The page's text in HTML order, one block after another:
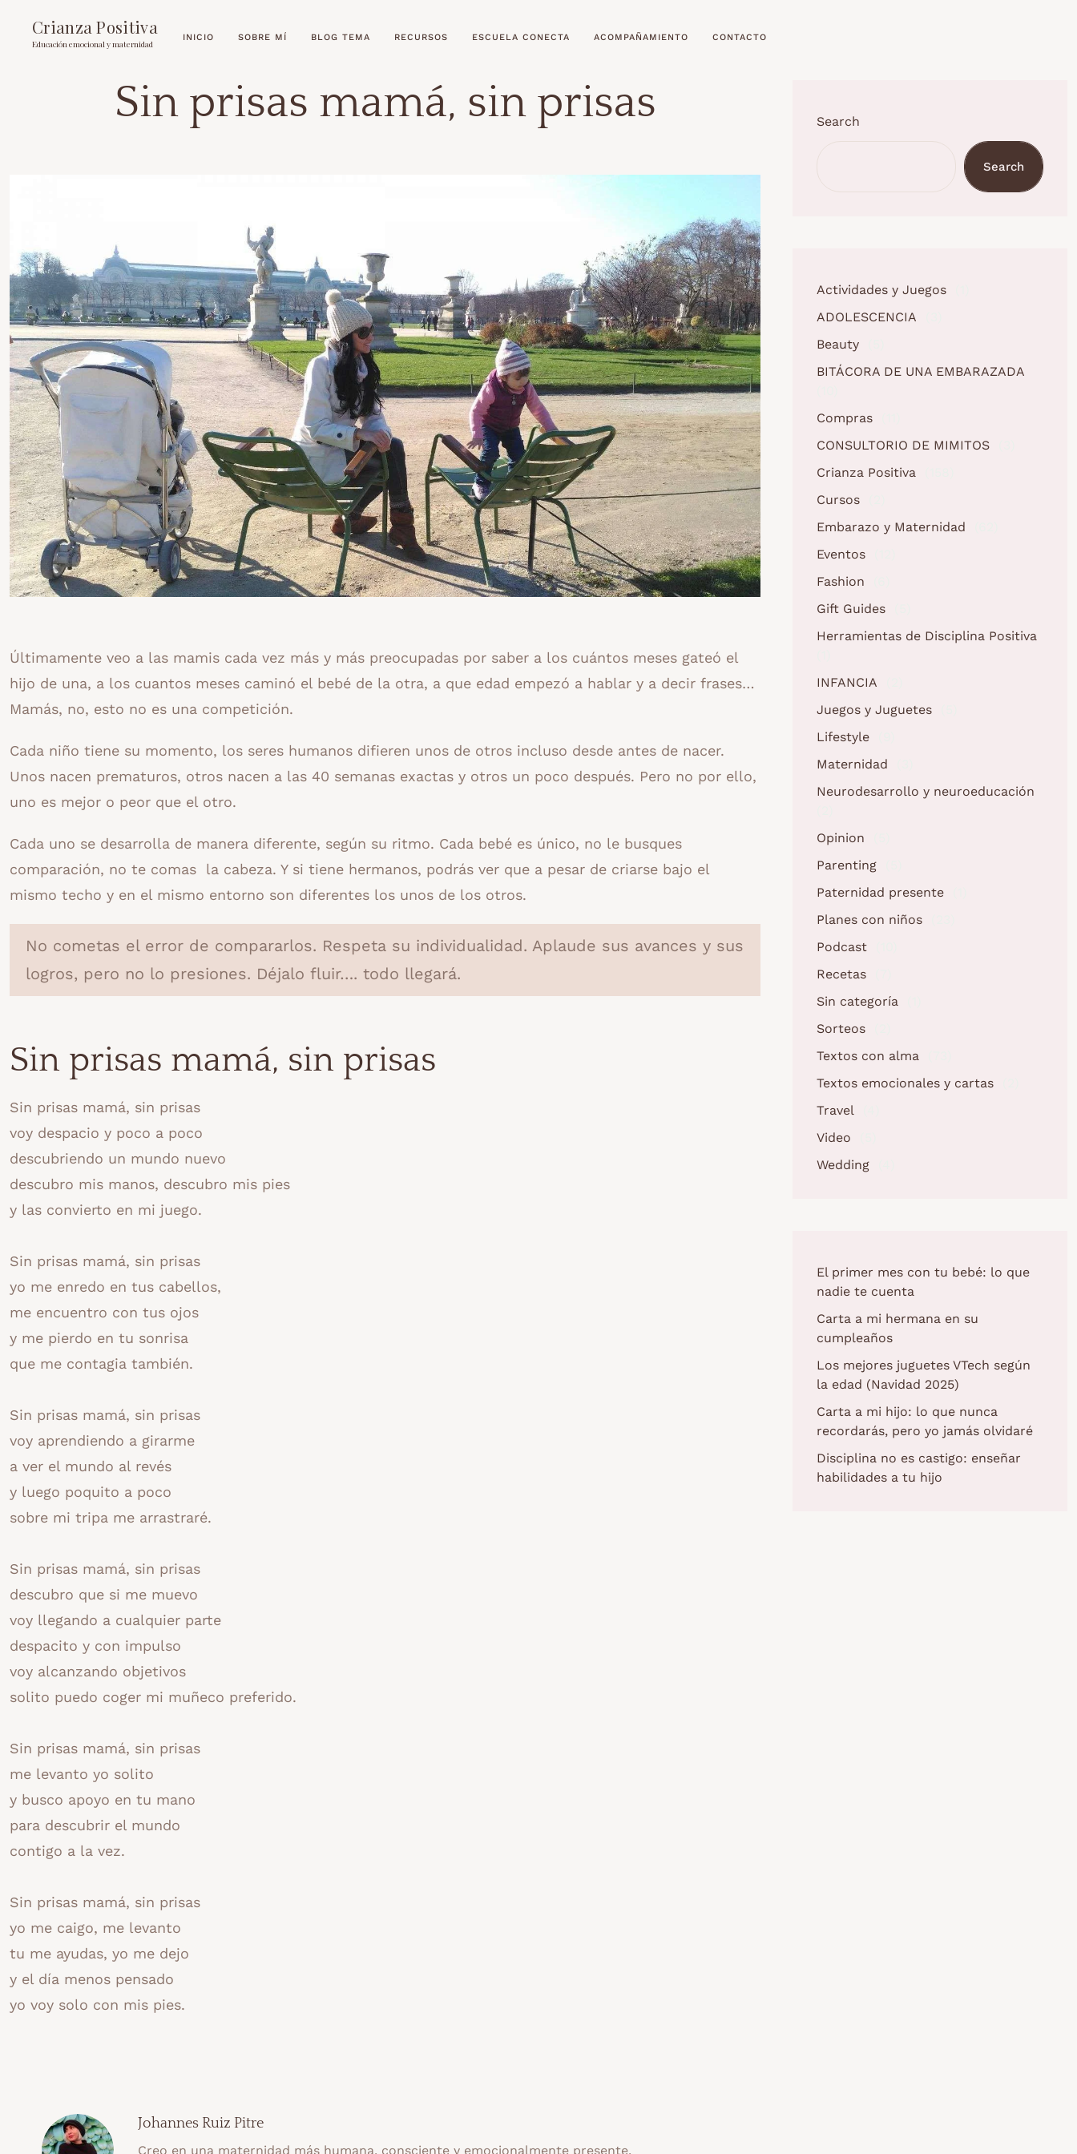
Crianza Positiva
Educación emocional y maternidad
INICIO SOBRE MÍ BLOG TEMA RECURSOS ESCUELA CONECTA ACOMPAÑAMIENTO CONTACTO
Sin prisas mamá, sin prisas
Últimamente veo a las mamis cada vez más y más preocupadas por saber a los cuántos meses gateó el
hijo de una, a los cuantos meses caminó el bebé de la otra, a que edad empezó a hablar y a decir frases…
Mamás, no, esto no es una competición.
Cada niño tiene su momento, los seres humanos difieren unos de otros incluso desde antes de nacer.
Unos nacen prematuros, otros nacen a las 40 semanas exactas y otros un poco después. Pero no por ello,
uno es mejor o peor que el otro.
Cada uno se desarrolla de manera diferente, según su ritmo. Cada bebé es único, no le busques
comparación, no te comas la cabeza. Y si tiene hermanos, podrás ver que a pesar de criarse bajo el
mismo techo y en el mismo entorno son diferentes los unos de los otros.
No cometas el error de compararlos. Respeta su individualidad. Aplaude sus avances y sus
logros, pero no lo presiones. Déjalo fluir…. todo llegará.
Sin prisas mamá, sin prisas
Sin prisas mamá, sin prisas
voy despacio y poco a poco
descubriendo un mundo nuevo
descubro mis manos, descubro mis pies
y las convierto en mi juego.
Sin prisas mamá, sin prisas
yo me enredo en tus cabellos,
me encuentro con tus ojos
y me pierdo en tu sonrisa
que me contagia también.
Sin prisas mamá, sin prisas
voy aprendiendo a girarme
a ver el mundo al revés
y luego poquito a poco
sobre mi tripa me arrastraré.
Sin prisas mamá, sin prisas
descubro que si me muevo
voy llegando a cualquier parte
despacito y con impulso
voy alcanzando objetivos
solito puedo coger mi muñeco preferido.
Sin prisas mamá, sin prisas
me levanto yo solito
y busco apoyo en tu mano
para descubrir el mundo
contigo a la vez.
Sin prisas mamá, sin prisas
yo me caigo, me levanto
tu me ayudas, yo me dejo
y el día menos pensado
yo voy solo con mis pies.
Johannes Ruiz Pitre
Creo en una maternidad más humana, consciente y emocionalmente presente.
Search
Search
Actividades y Juegos
ADOLESCENCIA
Beauty
BITÁCORA DE UNA EMBARAZADA
Compras
CONSULTORIO DE MIMITOS
Crianza Positiva
Cursos
Embarazo y Maternidad
Eventos
Fashion
Gift Guides
Herramientas de Disciplina Positiva
INFANCIA
Juegos y Juguetes
Lifestyle
Maternidad
Neurodesarrollo y neuroeducación
Opinion
Parenting
Paternidad presente
Planes con niños
Podcast
Recetas
Sin categoría
Sorteos
Textos con alma
Textos emocionales y cartas
Travel
Video
Wedding
El primer mes con tu bebé: lo que
nadie te cuenta
Carta a mi hermana en su
cumpleaños
Los mejores juguetes VTech según
la edad (Navidad 2025)
Carta a mi hijo: lo que nunca
recordarás, pero yo jamás olvidaré
Disciplina no es castigo: enseñar
habilidades a tu hijo